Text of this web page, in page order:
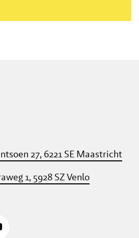
27, 6221 SE Maastricht
1, 5928 SZ Venlo